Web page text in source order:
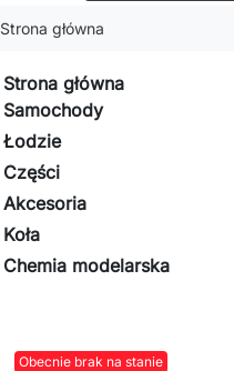
Strona główna
Strona główna
Samochody
Łodzie
Części
Akcesoria
Koła
Chemia modelarska
Obecnie brak na stanie